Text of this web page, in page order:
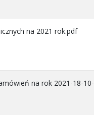
na 2021 rok.pdf
na rok 2021-18-